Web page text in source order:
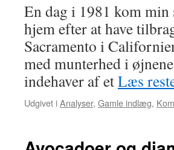
En dag i 1981 kom
hjem efter at have
Sacramento i
med munterhed i
indehaver af etLæs
Udgivet iAnalyser, Gamle indlæg,